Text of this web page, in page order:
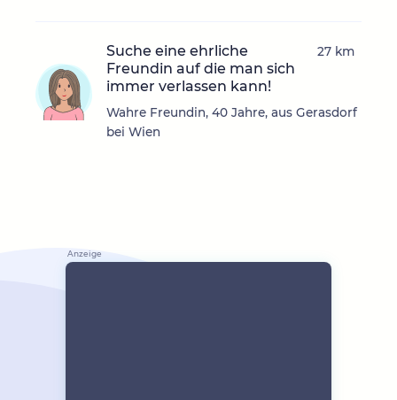
Suche eine ehrliche
Freundin auf die man sich
immer verlassen kann!
Wahre Freundin, 40 Jahre, aus Gerasdorf
bei Wien
27 km